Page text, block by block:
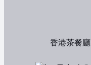
香港茶餐廳